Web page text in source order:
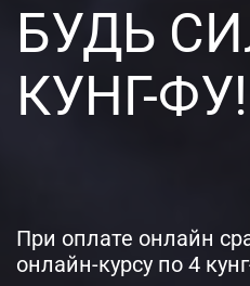
БУДЬ
КУНГ-ФУ!
При оплате онлайн
онлайн-курсу по 4